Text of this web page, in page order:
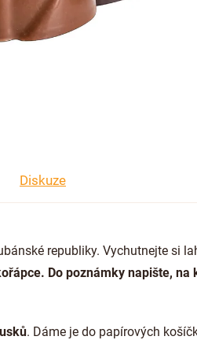
Diskuze
republiky. Vychutnejte si
Do poznámky napište,
. Dáme je do papírových